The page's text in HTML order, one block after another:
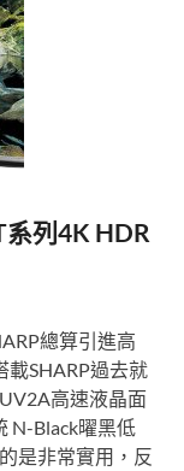
系列4K HDR
總算引進高
載SHARP過去就
高速液晶面
N-Black曜黑低
是非常實用，反